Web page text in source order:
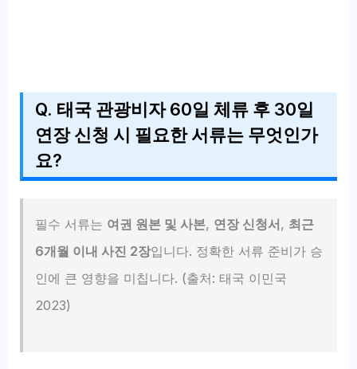
Q. 태국 관광비자 60일 체류 후 30일
연장 신청 시 필요한 서류는 무엇인가
요?
필수 서류는 여권 원본 및 사본, 연장 신청서, 최근
6개월 이내 사진 2장입니다. 정확한 서류 준비가 승
인에 큰 영향을 미칩니다. (출처: 태국 이민국
2023)